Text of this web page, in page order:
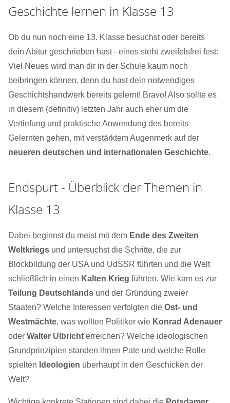
Geschichte lernen in Klasse 13
Ob du nun noch eine 13. Klasse besuchst oder bereits
dein Abitur geschrieben hast - eines steht zweifelsfrei fest:
Viel Neues wird man dir in der Schule kaum noch
beibringen können, denn du hast dein notwendiges
Geschichtshandwerk bereits gelernt! Bravo! Also sollte es
in diesem (definitiv) letzten Jahr auch eher um die
Vertiefung und praktische Anwendung des bereits
Gelernten gehen, mit verstärktem Augenmerk auf der
neueren deutschen und internationalen Geschichte.
Endspurt - Überblick der Themen in
Klasse 13
Dabei beginnst du meist mit dem Ende des Zweiten
Weltkriegs und untersuchst die Schritte, die zur
Blockbildung der USA und UdSSR führten und die Welt
schließlich in einen Kalten Krieg führten. Wie kam es zur
Teilung Deutschlands und der Gründung zweier
Staaten? Welche Interessen verfolgten die Ost- und
Westmächte, was wollten Politiker wie Konrad Adenauer
oder Walter Ulbricht erreichen? Welche ideologischen
Grundprinzipien standen ihnen Pate und welche Rolle
spielten Ideologien überhaupt in den Geschicken der
Welt?